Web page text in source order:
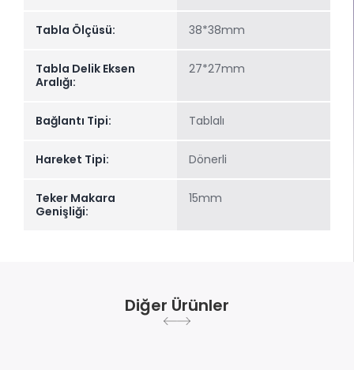
Tabla Ölçüsü: 38*38mm
Tabla Delik Eksen
Aralığı:
27*27mm
Bağlantı Tipi: Tablalı
Hareket Tipi: Dönerli
Teker Makara
Genişliği:
15mm
Diğer Ürünler